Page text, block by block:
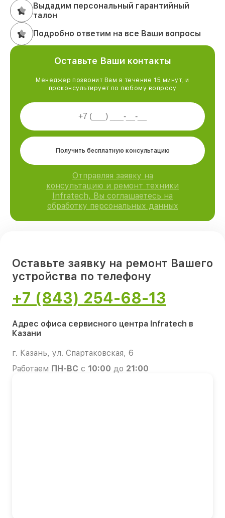
Выдадим персональный гарантийный
талон
Подробно ответим на все Ваши вопросы
Оставьте Ваши контакты
Менеджер позвонит Вам в течение 15 минут, и
проконсультирует по любому вопросу
Получить бесплатную консультацию
Отправляя заявку на
консультацию и ремонт техники
Infratech, Вы соглашаетесь на
обработку персональных данных
Оставьте заявку на ремонт Вашего
устройства по телефону
+7 (843) 254-68-13
Адрес офиса сервисного центра Infratech в
Казани
г. Казань, ул. Спартаковская, 6
Работаем ПН-ВС с 10:00 до 21:00